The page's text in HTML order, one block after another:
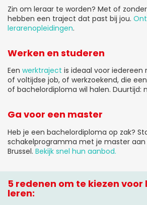
Zin om leraar te worden? Met of
hebben een traject dat past bij jou.
lerarenopleidingen.
Werken en studeren
Een werktraject is ideaal voor
of voltijdse job, of werkzoekend, die
of bachelordiploma wil halen. Duurtijd:
Ga voor een master
Heb je een bachelordiploma op zak?
schakelprogramma met je master aan
Brussel. Bekijk snel hun aanbod.
5 redenen om te kiezen voor
leren: